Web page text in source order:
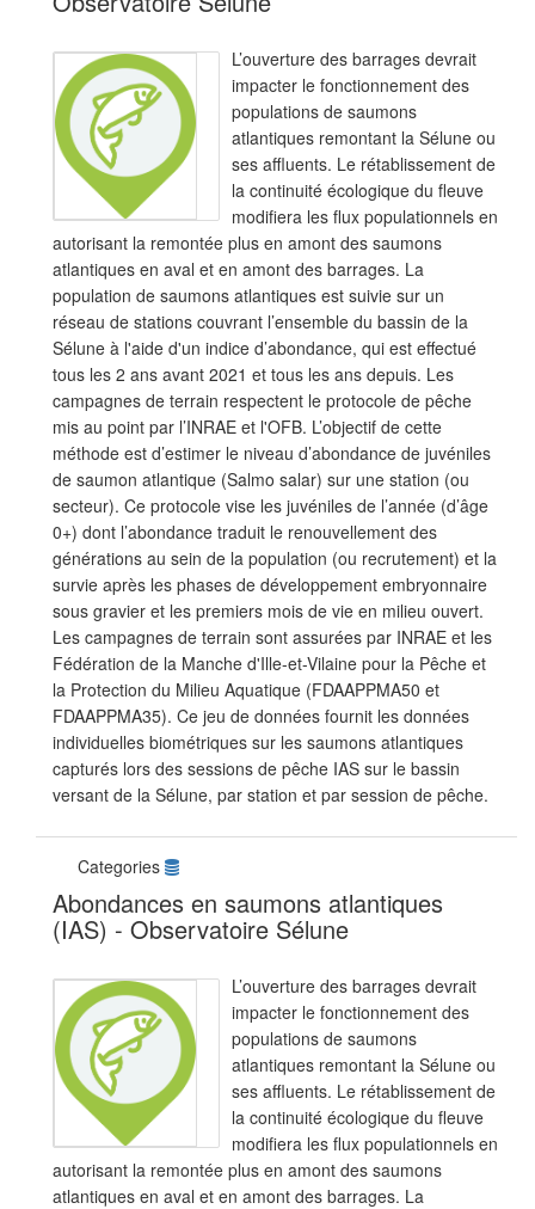
L’ouverture des barrages devrait
impacter le fonctionnement des
populations de saumons
atlantiques remontant la Sélune ou
ses affluents. Le rétablissement de
la continuité écologique du fleuve
modifiera les flux populationnels en
autorisant la remontée plus en amont des saumons
atlantiques en aval et en amont des barrages. La
population de saumons atlantiques est suivie sur un
réseau de stations couvrant l’ensemble du bassin de la
Sélune à l'aide d'un indice d’abondance, qui est effectué
tous les 2 ans avant 2021 et tous les ans depuis. Les
campagnes de terrain respectent le protocole de pêche
mis au point par l’INRAE et l'OFB. L’objectif de cette
méthode est d’estimer le niveau d’abondance de juvéniles
de saumon atlantique (Salmo salar) sur une station (ou
secteur). Ce protocole vise les juvéniles de l’année (d’âge
0+) dont l’abondance traduit le renouvellement des
générations au sein de la population (ou recrutement) et la
survie après les phases de développement embryonnaire
sous gravier et les premiers mois de vie en milieu ouvert.
Les campagnes de terrain sont assurées par INRAE et les
Fédération de la Manche d'Ille-et-Vilaine pour la Pêche et
la Protection du Milieu Aquatique (FDAAPPMA50 et
FDAAPPMA35). Ce jeu de données fournit les données
individuelles biométriques sur les saumons atlantiques
capturés lors des sessions de pêche IAS sur le bassin
versant de la Sélune, par station et par session de pêche.
Categories
Abondances en saumons atlantiques
(IAS) - Observatoire Sélune
L’ouverture des barrages devrait
impacter le fonctionnement des
populations de saumons
atlantiques remontant la Sélune ou
ses affluents. Le rétablissement de
la continuité écologique du fleuve
modifiera les flux populationnels en
autorisant la remontée plus en amont des saumons
atlantiques en aval et en amont des barrages. La